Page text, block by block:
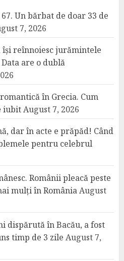
Un bărbat de doar 33 de
7, 2026
reînnoiesc jurămintele
are o dublă
în Grecia. Cum
iubitAugust 7, 2026
dar în acte e prăpăd! Când
pentru celebrul
Românii pleacă peste
mulți în RomâniaAugust
dispărută în Bacău, a fost
timp de 3 zile August 7,